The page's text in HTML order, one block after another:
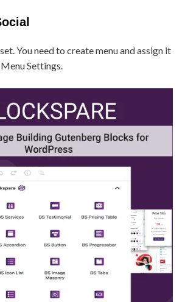
You need to create menu and assign it
Settings.